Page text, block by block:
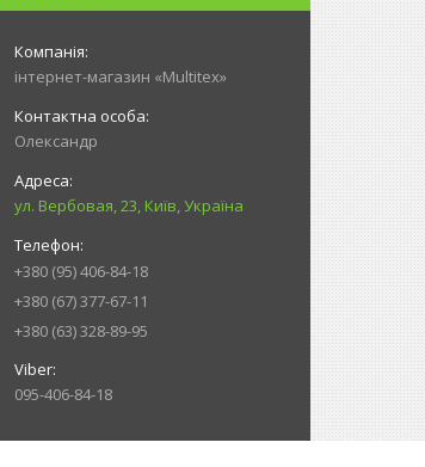
інтернет-магазин «Multitex»
Олександр
ул. Вербовая, 23, Київ, Україна
+380 (95) 406-84-18
+380 (67) 377-67-11
+380 (63) 328-89-95
095-406-84-18